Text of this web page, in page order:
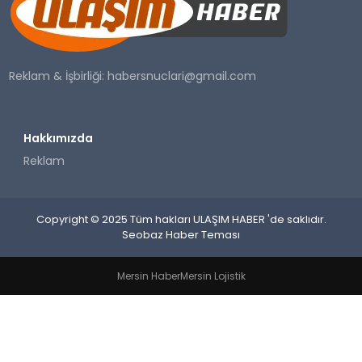
SAĞLIK
YAŞAM
Reklam & İşbirliği:habersnuclari@gmail.com
Hakkımızda
Reklam
Copyright © 2025 Tüm hakları ULAŞIM HABER 'de saklıdır.
Seobaz Haber Teması
Mersin HaberMersin Lojistik